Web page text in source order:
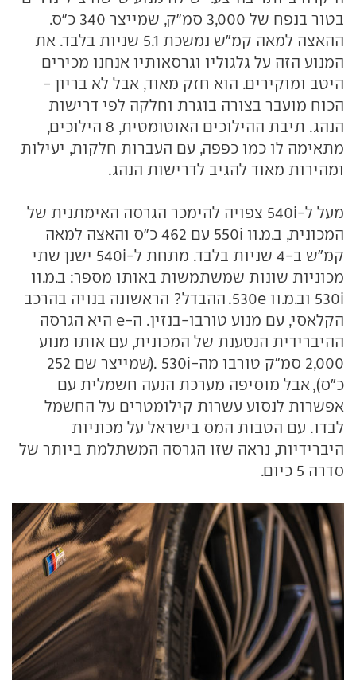
בטור בנפח של 3,000 סמ"ק, שמייצר 340 כ"ס.
ההאצה למאה קמ"ש נמשכת 5.1 שניות בלבד. את
המנוע הזה על גלגוליו וגרסאותיו אנחנו מכירים
היטב ומוקירים. הוא חזק מאוד, אבל לא בריון -
הכוח מועבר בצורה בוגרת וחלקה לפי דרישות
הנהג. תיבת ההילוכים האוטומטית, 8 הילוכים,
מתאימה לו כמו כפפה, עם העברות חלקות, יעילות
ומהירות מאוד להגיב לדרישות הנהג.
מעל ל-540i צפויה להימכר הגרסה האימתנית של
המכונית, ב.מ.וו 550i עם 462 כ"ס והאצה למאה
קמ"ש ב-4 שניות בלבד. מתחת ל-540i ישנן שתי
מכוניות שונות שמשתמשות באותו מספר: ב.מ.וו
530i וב.מ.וו 530e. ההבדל? הראשונה בנויה בהרכב
הקלאסי, עם מנוע טורבו-בנזין. ה-e היא הגרסה
ההיברידית הנטענת של המכונית, עם אותו מנוע
2,000 סמ"ק טורבו מה-530i .(שמייצר שם 252
כ"ס), אבל מוסיפה מערכת הנעה חשמלית עם
אפשרות לנסוע עשרות קילומטרים על החשמל
לבדו. עם הטבות המס בישראל על מכוניות
היברידיות, נראה שזו הגרסה המשתלמת ביותר של
סדרה 5 כיום.